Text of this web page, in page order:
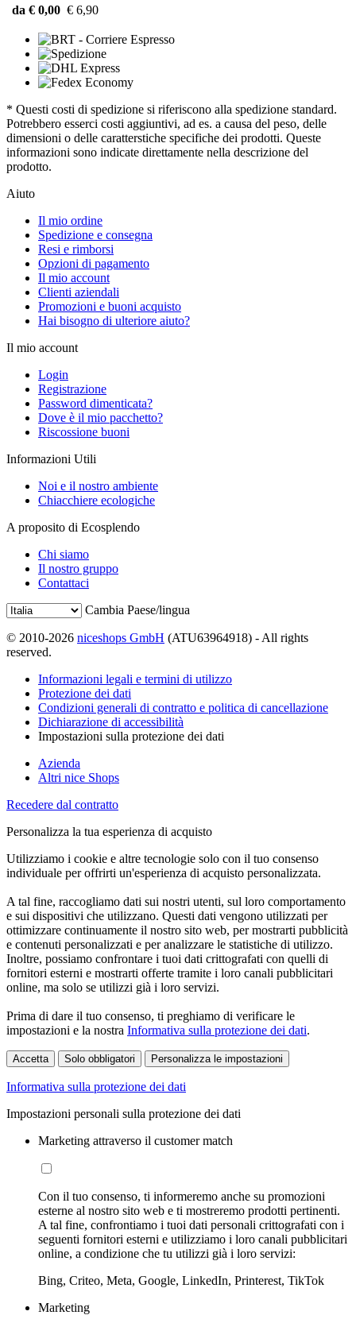
da € 0,00 € 6,90
* Questi costi di spedizione si riferiscono alla spedizione standard.
Potrebbero esserci costi aggiuntivi, ad es. a causa del peso, delle
dimensioni o delle caratterstiche specifiche dei prodotti. Queste
informazioni sono indicate direttamente nella descrizione del
prodotto.
Aiuto
Il mio ordine
Spedizione e consegna
Resi e rimborsi
Opzioni di pagamento
Il mio account
Clienti aziendali
Promozioni e buoni acquisto
Hai bisogno di ulteriore aiuto?
Il mio account
Login
Registrazione
Password dimenticata?
Dove è il mio pacchetto?
Riscossione buoni
Informazioni Utili
Noi e il nostro ambiente
Chiacchiere ecologiche
A proposito di Ecosplendo
Chi siamo
Il nostro gruppo
Contattaci
Cambia Paese/lingua
© 2010-2026 niceshops GmbH (ATU63964918) - All rights
reserved.
Informazioni legali e termini di utilizzo
Protezione dei dati
Condizioni generali di contratto e politica di cancellazione
Dichiarazione di accessibilità
Impostazioni sulla protezione dei dati
Azienda
Altri nice Shops
Recedere dal contratto
Personalizza la tua esperienza di acquisto
Utilizziamo i cookie e altre tecnologie solo con il tuo consenso
individuale per offrirti un'esperienza di acquisto personalizzata.
A tal fine, raccogliamo dati sui nostri utenti, sul loro comportamento
e sui dispositivi che utilizzano. Questi dati vengono utilizzati per
ottimizzare continuamente il nostro sito web, per mostrarti pubblicità
e contenuti personalizzati e per analizzare le statistiche di utilizzo.
Inoltre, possiamo confrontare i tuoi dati crittografati con quelli di
fornitori esterni e mostrarti offerte tramite i loro canali pubblicitari
online, ma solo se utilizzi già i loro servizi.
Prima di dare il tuo consenso, ti preghiamo di verificare le
impostazioni e la nostra Informativa sulla protezione dei dati.
Accetta Solo obbligatori Personalizza le impostazioni
Informativa sulla protezione dei dati
Impostazioni personali sulla protezione dei dati
Marketing attraverso il customer match
Con il tuo consenso, ti informeremo anche su promozioni
esterne al nostro sito web e ti mostreremo prodotti pertinenti.
A tal fine, confrontiamo i tuoi dati personali crittografati con i
seguenti fornitori esterni e utilizziamo i loro canali pubblicitari
online, a condizione che tu utilizzi già i loro servizi:
Bing, Criteo, Meta, Google, LinkedIn, Printerest, TikTok
Marketing